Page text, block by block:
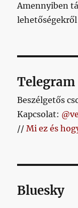
Amennyiben
Telegram
Beszélgetős
Kapcsolat:
//Mi ez és
Bluesky